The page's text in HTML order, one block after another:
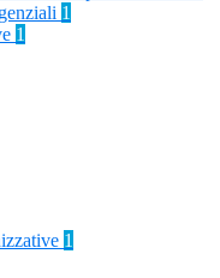
1
1
1